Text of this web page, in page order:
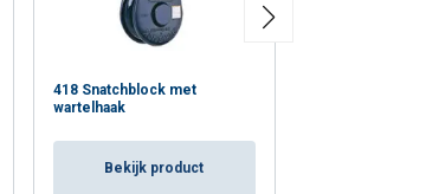
418 Snatchblock met
wartelhaak
Bekijk product